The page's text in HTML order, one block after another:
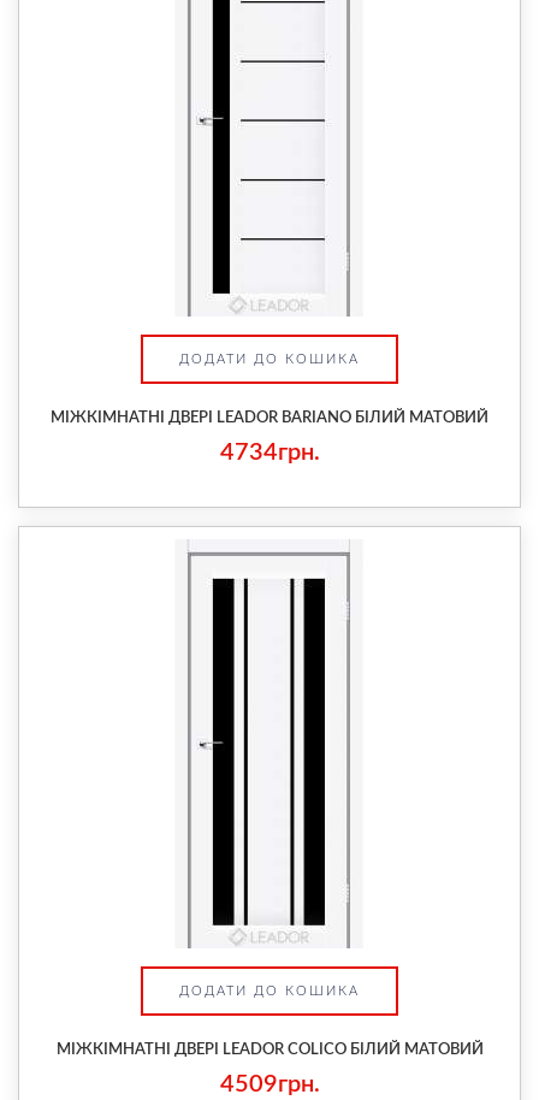
ДОДАТИ ДО КОШИКА
МІЖКІМНАТНІ ДВЕРІ LEADOR BARIANO БІЛИЙ МАТОВИЙ
4734грн.
ДОДАТИ ДО КОШИКА
МІЖКІМНАТНІ ДВЕРІ LEADOR COLICO БІЛИЙ МАТОВИЙ
4509грн.